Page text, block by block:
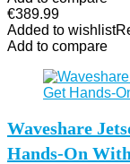
€389.99
Added to wishlist
Add to compare
Waveshare
Hands-On